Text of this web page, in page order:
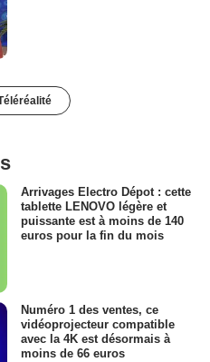
Arrivages Electro Dépot : cette
tablette LENOVO légère et
puissante est à moins de 140
euros pour la fin du mois
Numéro 1 des ventes, ce
vidéoprojecteur compatible
avec la 4K est désormais à
moins de 66 euros